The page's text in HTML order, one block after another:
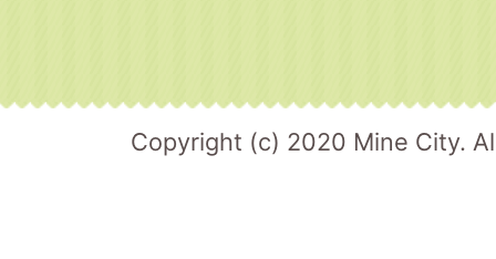
Copyright (c) 2020 Mine City.